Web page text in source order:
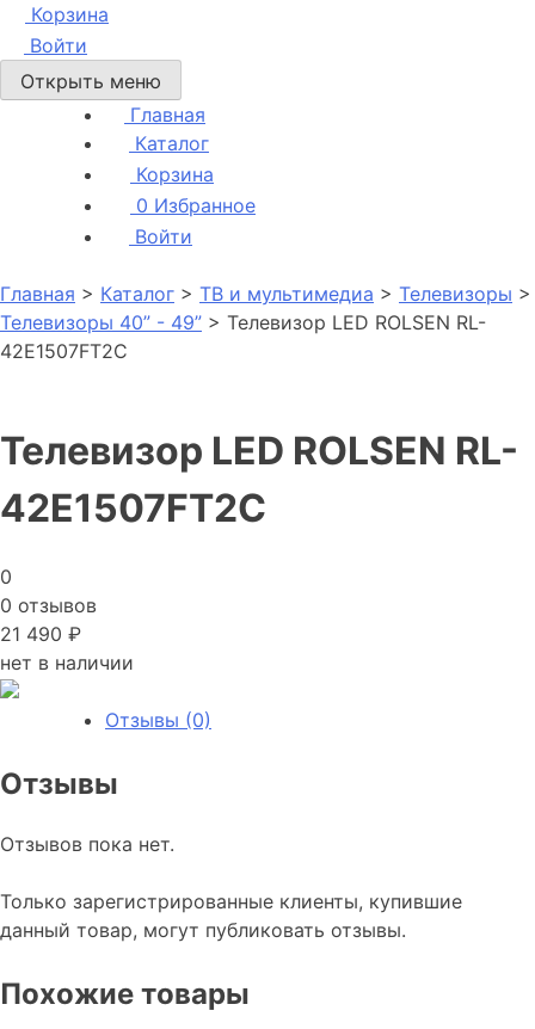
Корзина
Войти
Открыть меню
Главная
Каталог
Корзина
0 Избранное
Войти
Главная > Каталог > ТВ и мультимедиа > Телевизоры >
Телевизоры 40” - 49” > Телевизор LED ROLSEN RL-
42E1507FT2C
Телевизор LED ROLSEN RL-
42E1507FT2C
0
0 отзывов
21 490 ₽
нет в наличии
Отзывы (0)
Отзывы
Отзывов пока нет.
Только зарегистрированные клиенты, купившие
данный товар, могут публиковать отзывы.
Похожие товары